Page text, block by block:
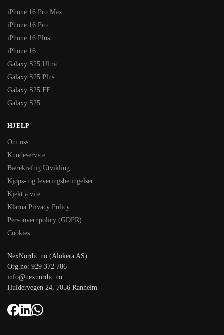
iPhone 16 Pro Max
iPhone 16 Pro
iPhone 16 Plus
iPhone 16
Galaxy S25 Ultra
Galaxy S25 Plus
Galaxy S25 FE
Galaxy S25
HJELP
Om oss
Kundeservice
Bærekraftig Utvikling
Kjøps- og leveringsbetingelser
Kjekt å vite
Klarna Privacy Policy
Personvernpolicy (GDPR)
Cookies
NexNordic.no (Alokera AS)
Org.no: 929 372 786
info@nexnordic.no
Huldervegen 24, 7056 Ranheim